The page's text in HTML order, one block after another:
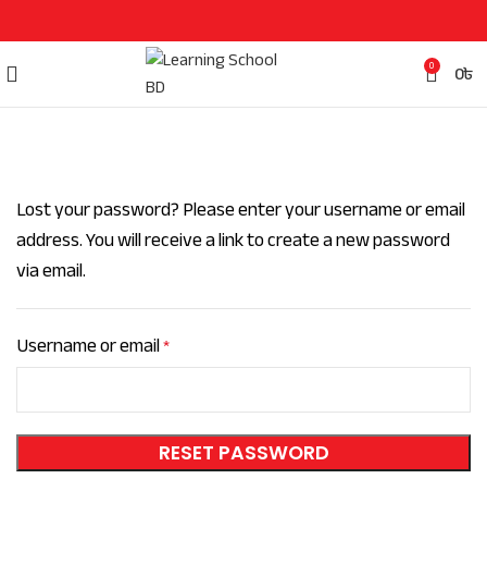
0 0৳
Lost your password? Please enter your username or email
address. You will receive a link to create a new password
via email.
Username or email*
RESET PASSWORD